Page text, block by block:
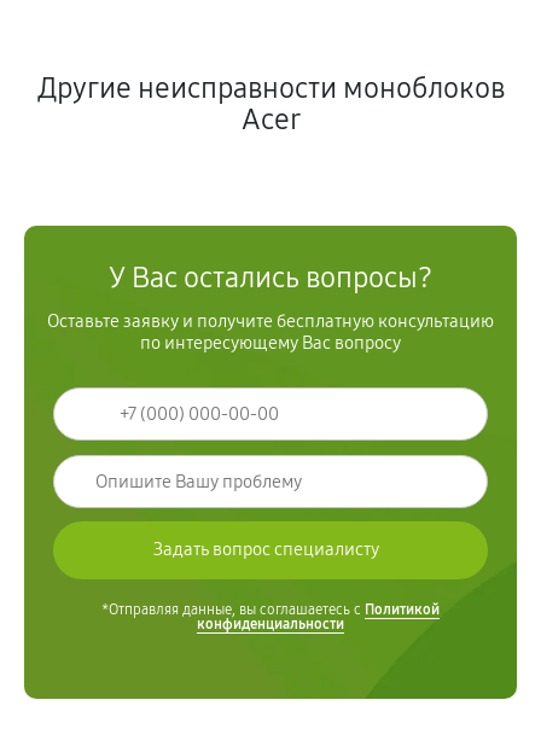
Другие неисправности моноблоков
Acer
У Вас остались вопросы?
Оставьте заявку и получите бесплатную консультацию
по интересующему Вас вопросу
*Отправляя данные, вы соглашаетесь с Политикой
конфиденциальности